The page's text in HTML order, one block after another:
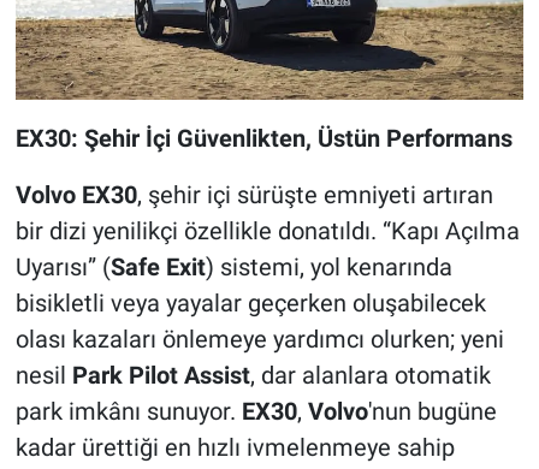
EX30: Şehir İçi Güvenlikten, Üstün Performans
Volvo EX30, şehir içi sürüşte emniyeti artıran
bir dizi yenilikçi özellikle donatıldı. “Kapı Açılma
Uyarısı” (Safe Exit) sistemi, yol kenarında
bisikletli veya yayalar geçerken oluşabilecek
olası kazaları önlemeye yardımcı olurken; yeni
nesil Park Pilot Assist, dar alanlara otomatik
park imkânı sunuyor. EX30, Volvo'nun bugüne
kadar ürettiği en hızlı ivmelenmeye sahip